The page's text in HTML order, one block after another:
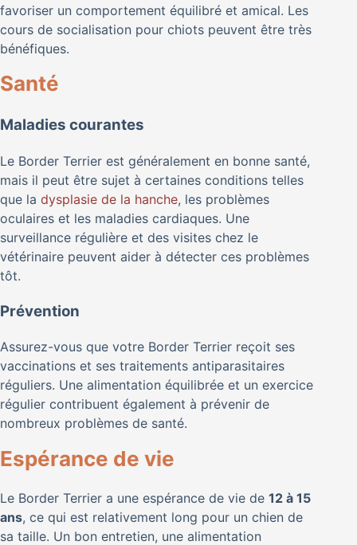
favoriser un comportement équilibré et amical. Les
cours de socialisation pour chiots peuvent être très
bénéfiques.
Santé
Maladies courantes
Le Border Terrier est généralement en bonne santé,
mais il peut être sujet à certaines conditions telles
que la dysplasie de la hanche, les problèmes
oculaires et les maladies cardiaques. Une
surveillance régulière et des visites chez le
vétérinaire peuvent aider à détecter ces problèmes
tôt.
Prévention
Assurez-vous que votre Border Terrier reçoit ses
vaccinations et ses traitements antiparasitaires
réguliers. Une alimentation équilibrée et un exercice
régulier contribuent également à prévenir de
nombreux problèmes de santé.
Espérance de vie
Le Border Terrier a une espérance de vie de 12 à 15
ans, ce qui est relativement long pour un chien de
sa taille. Un bon entretien, une alimentation